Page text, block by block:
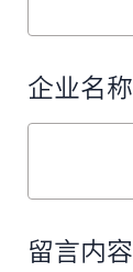
企业名称
留言内容